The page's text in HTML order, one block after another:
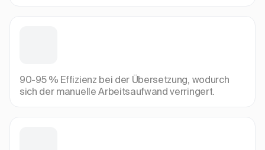
90-95 % Effizienz bei der Übersetzung, wodurch
sich der manuelle Arbeitsaufwand verringert.